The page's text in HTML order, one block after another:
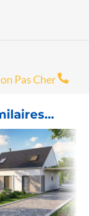
Pas Cher